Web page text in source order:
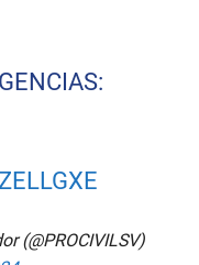
(@PROCIVILSV)